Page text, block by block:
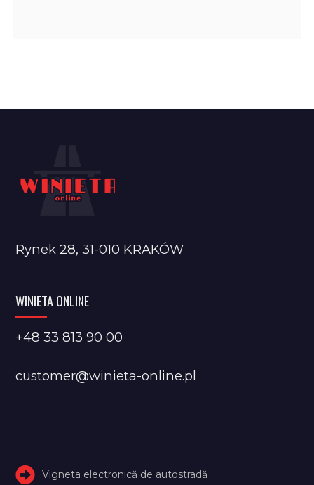
Rynek 28, 31-010 KRAKÓW
WINIETA ONLINE
+48 33 813 90 00
customer@winieta-online.pl
Vigneta electronică de autostradă